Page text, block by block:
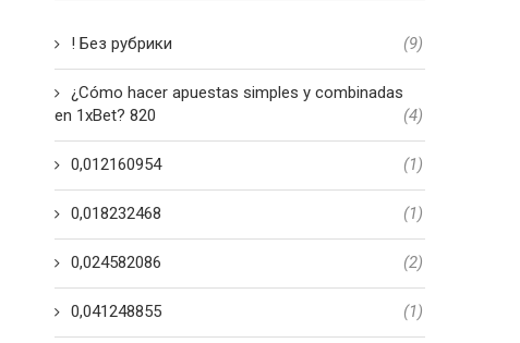
! Без рубрики (9)
¿Cómo hacer apuestas simples y combinadas
en 1xBet? 820
(4)
0,012160954 (1)
0,018232468 (1)
0,024582086 (2)
0,041248855 (1)